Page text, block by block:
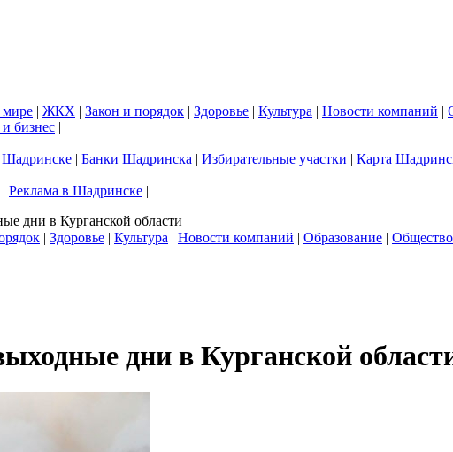
мире | ЖКХ | Закон и порядок | Здоровье | Культура | Новости компаний |
бизнес |
Шадринске | Банки Шадринска | Избирательные участки | Карта
| Реклама в Шадринске |
дни в Курганской области
| Здоровье | Культура | Новости компаний | Образование | Общество
дни в Курганской